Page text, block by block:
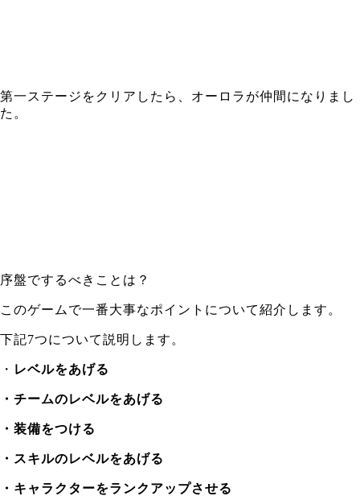
第一ステージをクリアしたら、オーロラが仲間になりまし
た。
序盤でするべきことは？
このゲームで一番大事なポイントについて紹介します。
下記7つについて説明します。
・ レベルをあげる
・チームのレベルをあげる
・装備をつける
・スキルのレベルをあげる
・キャラクターをランクアップさせる